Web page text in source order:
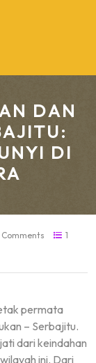
DAN
DI
1
permata
– Serbajitu.
dari keindahan
ini. Dari